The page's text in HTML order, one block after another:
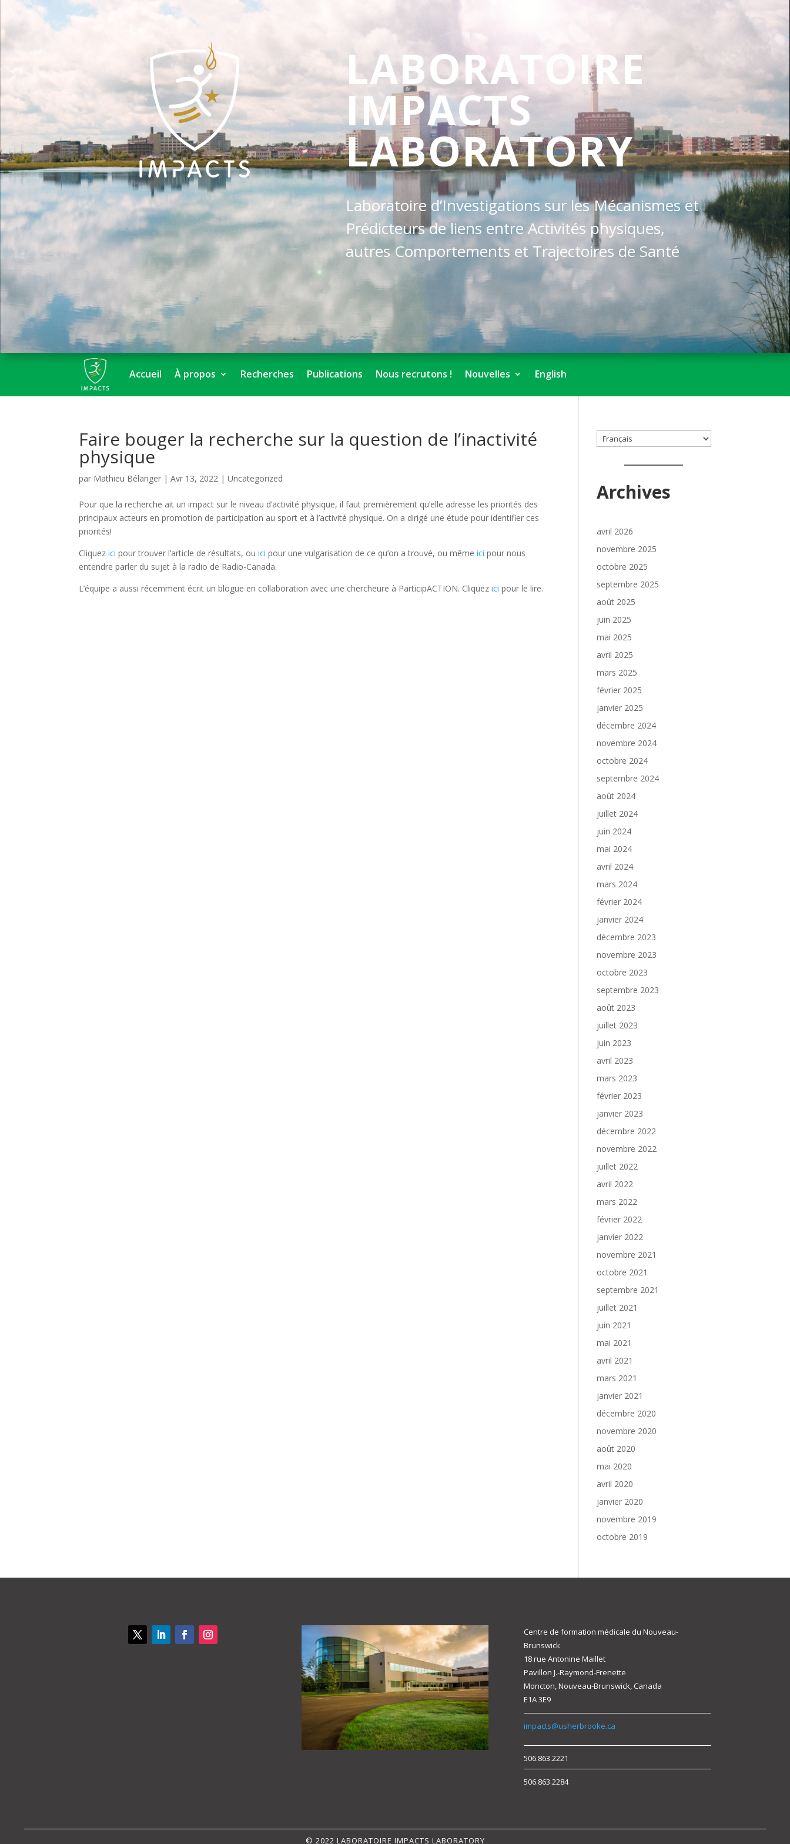
LABORATOIRE
IMPACTS
LABORATORY
Laboratoire d’Investigations sur les Mécanismes et
Prédicteurs de liens entre Activités physiques,
autres Comportements et Trajectoires de Santé
Accueil À propos Recherches Publications Nous recrutons ! Nouvelles English
Faire bouger la recherche sur la question de l’inactivité
physique
par Mathieu Bélanger |Avr 13, 2022 |Uncategorized
Pour que la recherche ait un impact sur le niveau d’activité physique, il faut premièrement qu’elle adresse les priorités des
principaux acteurs en promotion de participation au sport et à l’activité physique. On a dirigé une étude pour identifier ces
priorités!
Cliquezici pour trouver l’article de résultats, ouici pour une vulgarisation de ce qu’on a trouvé, ou mêmeici pour nous
entendre parler du sujet à la radio de Radio-Canada.
L’équipe a aussi récemment écrit un blogue en collaboration avec une chercheure à ParticipACTION. Cliquezici pour le lire.
Choisir
une
Archives
avril 2026
novembre 2025
octobre 2025
septembre 2025
août 2025
juin 2025
mai 2025
avril 2025
mars 2025
février 2025
janvier 2025
décembre 2024
novembre 2024
octobre 2024
septembre 2024
août 2024
juillet 2024
juin 2024
mai 2024
avril 2024
mars 2024
février 2024
janvier 2024
décembre 2023
novembre 2023
octobre 2023
septembre 2023
août 2023
juillet 2023
juin 2023
avril 2023
mars 2023
février 2023
janvier 2023
décembre 2022
novembre 2022
juillet 2022
avril 2022
mars 2022
février 2022
janvier 2022
novembre 2021
octobre 2021
septembre 2021
juillet 2021
juin 2021
mai 2021
avril 2021
mars 2021
janvier 2021
décembre 2020
novembre 2020
août 2020
mai 2020
avril 2020
janvier 2020
novembre 2019
octobre 2019
Centre de formation médicale du Nouveau-
Brunswick
18 rue Antonine Maillet
Pavillon J.-Raymond-Frenette
Moncton, Nouveau-Brunswick, Canada
E1A 3E9
impacts@usherbrooke.ca
506.863.2221
506.863.2284
© 2022 LABORATOIRE IMPACTS LABORATORY